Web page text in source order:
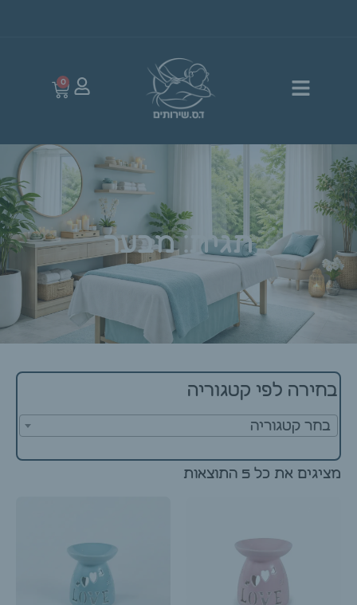
0
תגית: מבער
בחירה לפי קטגוריה
בחר קטגוריה
מציגים את כל ⁦5⁩ התוצאות